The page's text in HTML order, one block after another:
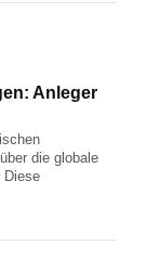
Anleger
die globale
Diese